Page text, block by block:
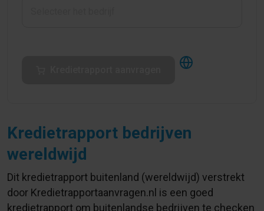
Kredietrapport bedrijven
wereldwijd
Dit kredietrapport buitenland (wereldwijd) verstrekt
door Kredietrapportaanvragen.nl is een goed
kredietrapport om buitenlandse bedrijven te checken